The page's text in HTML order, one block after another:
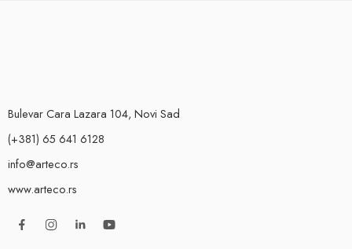
Bulevar Cara Lazara 104, Novi Sad
(+381) 65 641 6128
info@arteco.rs
www.arteco.rs